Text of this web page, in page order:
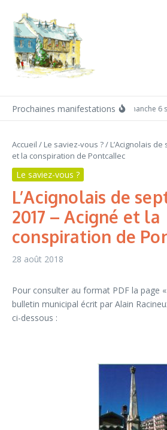
Prochaines manifestations Dimanche 6
Accueil / Le saviez-vous ?/ L’Acignolais
et la conspiration de Pontcallec
Le saviez-vous ?
L’Acignolais de
2017 – Acigné et la
conspiration de
28 août 2018
Pour consulter au format PDF la page
bulletin municipal écrit par Alain
ci-dessous :